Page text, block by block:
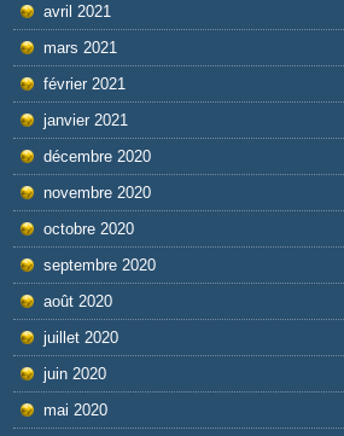
avril 2021
mars 2021
février 2021
janvier 2021
décembre 2020
novembre 2020
octobre 2020
septembre 2020
août 2020
juillet 2020
juin 2020
mai 2020